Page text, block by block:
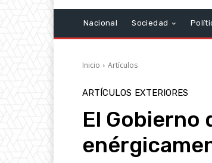
Nacional Sociedad
Inicio Artículos
ARTÍCULOS EXTERIORES
El Gobierno